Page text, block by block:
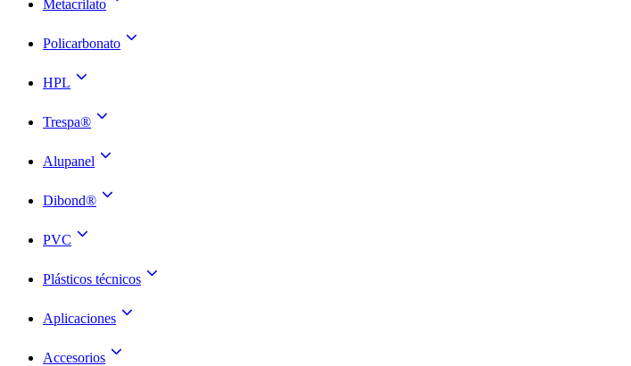
Metacrilato
Policarbonato
HPL
Trespa®
Alupanel
Dibond®
PVC
Plásticos técnicos
Aplicaciones
Accesorios